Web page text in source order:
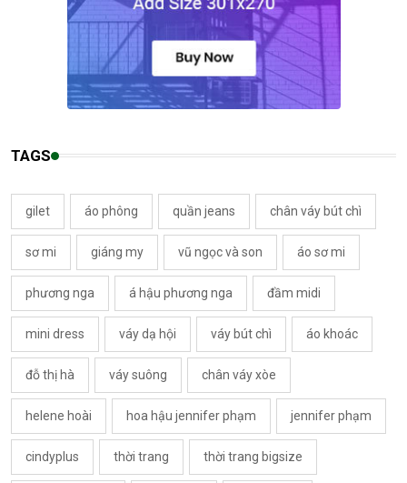
TAGS
gilet áo phông quần jeans chân váy bút chì
sơ mi giáng my vũ ngọc và son áo sơ mi
phương nga á hậu phương nga đầm midi
mini dress váy dạ hội váy bút chì áo khoác
đỗ thị hà váy suông chân váy xòe
helene hoài hoa hậu jennifer phạm jennifer phạm
cindyplus thời trang thời trang bigsize